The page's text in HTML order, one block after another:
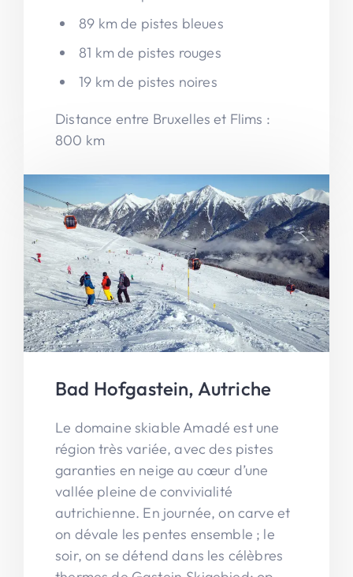
89 km de pistes bleues
81 km de pistes rouges
19 km de pistes noires
Distance entre Bruxelles et Flims :
800 km
Bad Hofgastein, Autriche
Le domaine skiable Amadé est une
région très variée, avec des pistes
garanties en neige au cœur d’une
vallée pleine de convivialité
autrichienne. En journée, on carve et
on dévale les pentes ensemble ; le
soir, on se détend dans les célèbres